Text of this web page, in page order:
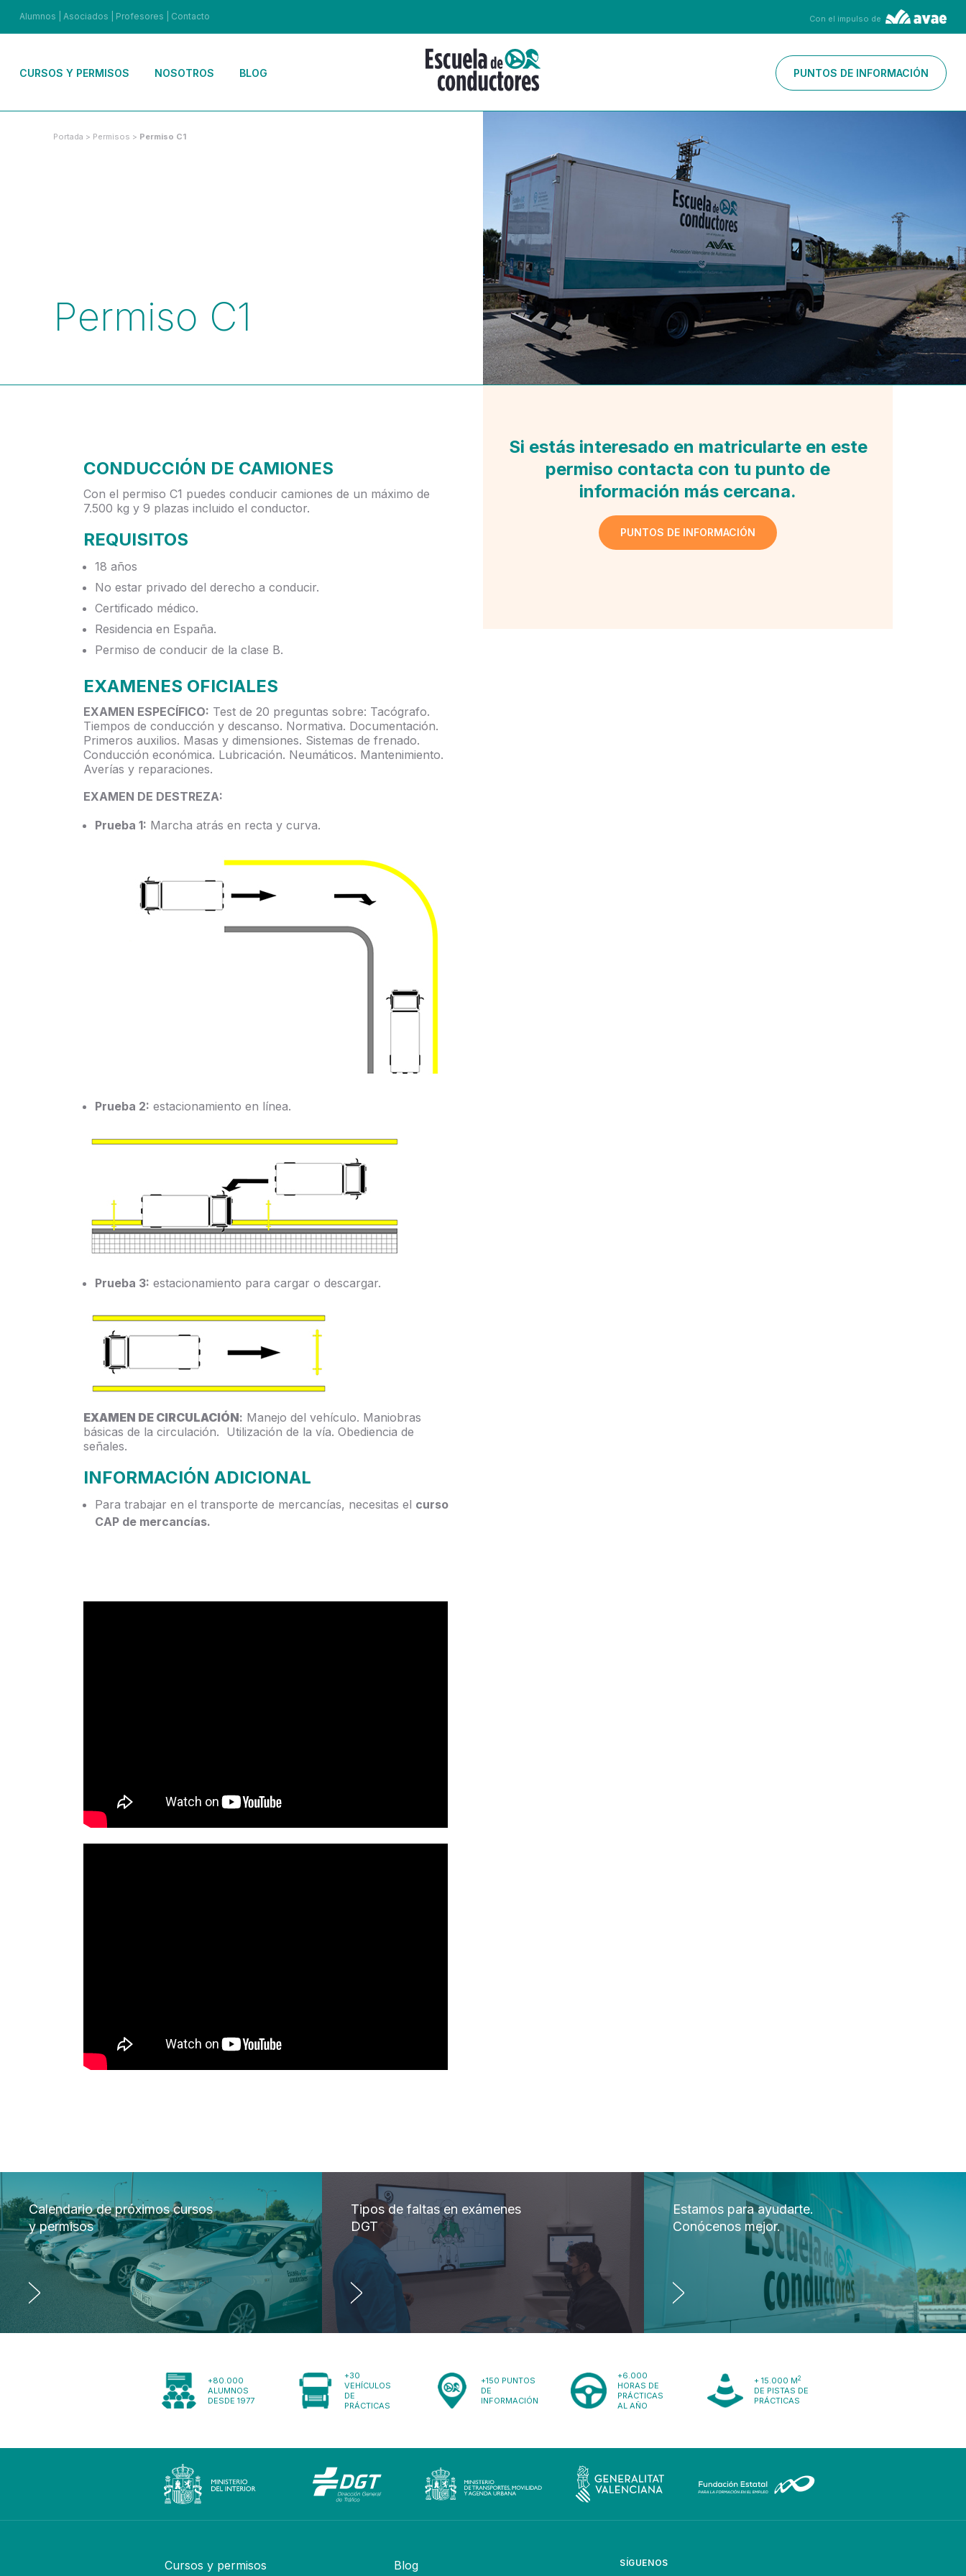
Alumnos Asociados Profesores Contacto Con el impulso de
CURSOS Y PERMISOS NOSOTROS BLOG PUNTOS DE INFORMACIÓN
Portada > Permisos > Permiso C1
Permiso C1
CONDUCCIÓN DE CAMIONES
Con el permiso C1 puedes conducir camiones de un máximo de
7.500 kg y 9 plazas incluido el conductor.
REQUISITOS
18 años
No estar privado del derecho a conducir.
Certificado médico.
Residencia en España.
Permiso de conducir de la clase B.
EXAMENES OFICIALES
EXAMEN ESPECÍFICO: Test de 20 preguntas sobre: Tacógrafo.
Tiempos de conducción y descanso. Normativa. Documentación.
Primeros auxilios. Masas y dimensiones. Sistemas de frenado.
Conducción económica. Lubricación. Neumáticos. Mantenimiento.
Averías y reparaciones.
EXAMEN DE DESTREZA:
Prueba 1: Marcha atrás en recta y curva.
Prueba 2: estacionamiento en línea.
Prueba 3: estacionamiento para cargar o descargar.
EXAMEN DE CIRCULACIÓN: Manejo del vehículo. Maniobras
básicas de la circulación. Utilización de la vía. Obediencia de
señales.
INFORMACIÓN ADICIONAL
Para trabajar en el transporte de mercancías, necesitas el curso
CAP de mercancías.
Si estás interesado en matricularte en este
permiso contacta con tu punto de
información más cercana.
PUNTOS DE INFORMACIÓN
Calendario de próximos cursos
y permisos
Tipos de faltas en exámenes
DGT
Estamos para ayudarte.
Conócenos mejor.
+80.000
ALUMNOS
DESDE 1977
+30
VEHÍCULOS
DE
PRÁCTICAS
+150 PUNTOS
DE
INFORMACIÓN
+6.000
HORAS DE
PRÁCTICAS
AL AÑO
+ 15.000 M2
DE PISTAS DE
PRÁCTICAS
Cursos y permisos
Blog
SÍGUENOS